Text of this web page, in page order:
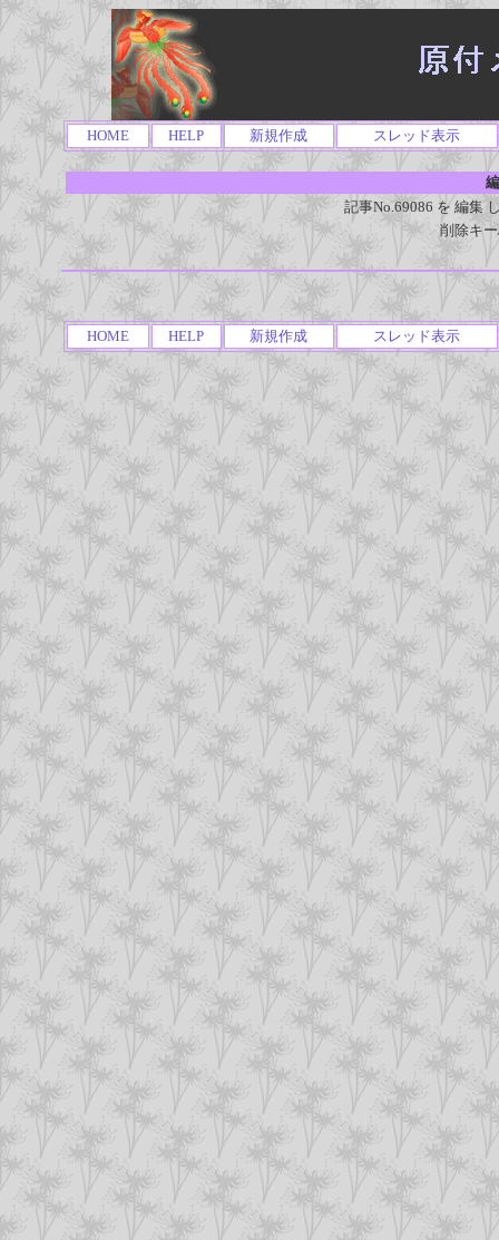
HOME HELP 新規作成 スレッド表示
記事No.69086 を 編集
削除キ
HOME HELP 新規作成 スレッド表示